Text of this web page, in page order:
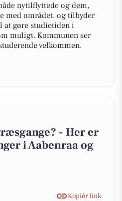
nytilflyttede og dem,
med området, og tilbyder
at gøre studietiden i
muligt. Kommunen ser
velkommen.
- Her er
i Aabenraa og
Kopiér link